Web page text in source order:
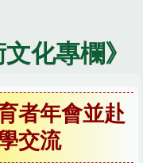
化專欄》
者年會並赴
交流